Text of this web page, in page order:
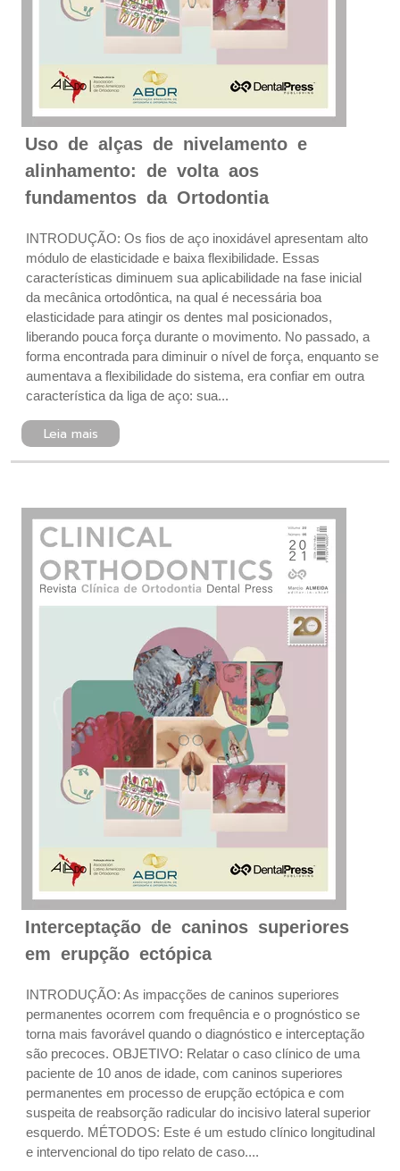
Uso de alças de nivelamento e
alinhamento: de volta aos
fundamentos da Ortodontia
INTRODUÇÃO: Os fios de aço inoxidável apresentam alto
módulo de elasticidade e baixa flexibilidade. Essas
características diminuem sua aplicabilidade na fase inicial
da mecânica ortodôntica, na qual é necessária boa
elasticidade para atingir os dentes mal posicionados,
liberando pouca força durante o movimento. No passado, a
forma encontrada para diminuir o nível de força, enquanto se
aumentava a flexibilidade do sistema, era confiar em outra
característica da liga de aço: sua...
Leia mais
Interceptação de caninos superiores
em erupção ectópica
INTRODUÇÃO: As impacções de caninos superiores
permanentes ocorrem com frequência e o prognóstico se
torna mais favorável quando o diagnóstico e interceptação
são precoces. OBJETIVO: Relatar o caso clínico de uma
paciente de 10 anos de idade, com caninos superiores
permanentes em processo de erupção ectópica e com
suspeita de reabsorção radicular do incisivo lateral superior
esquerdo. MÉTODOS: Este é um estudo clínico longitudinal
e intervencional do tipo relato de caso....